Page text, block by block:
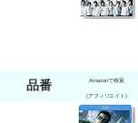
品番 Amazonで検索
(アフィリエイト)